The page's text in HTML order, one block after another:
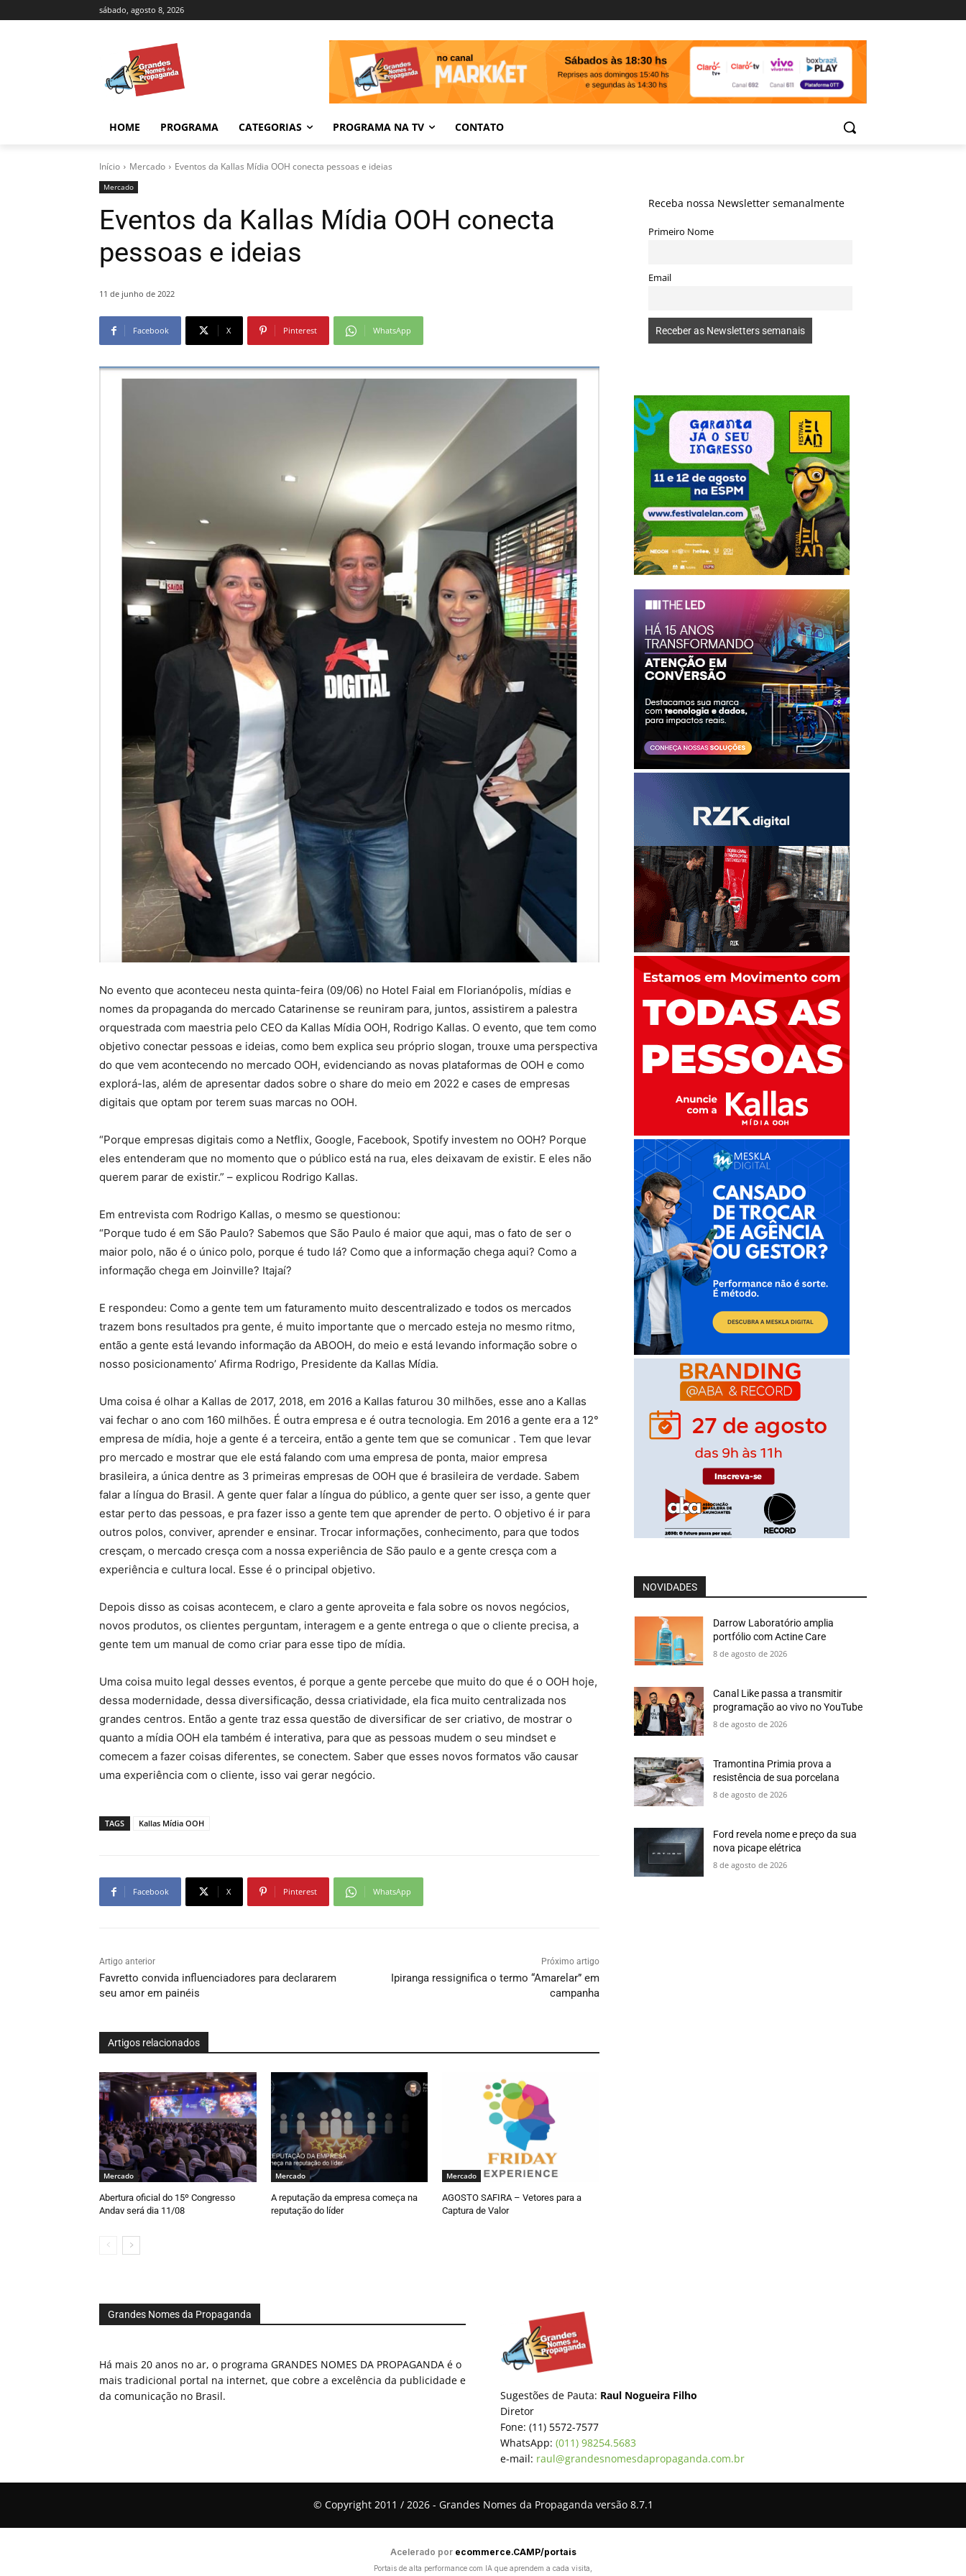
sábado, agosto 8, 2026
HOME PROGRAMA CATEGORIAS PROGRAMA NA TV CONTATO
Início Mercado Eventos da Kallas Mídia OOH conecta pessoas e ideias
Mercado
Eventos da Kallas Mídia OOH conecta
pessoas e ideias
11 de junho de 2022
Facebook X Pinterest WhatsApp
No evento que aconteceu nesta quinta-feira (09/06) no Hotel Faial em Florianópolis, mídias e
nomes da propaganda do mercado Catarinense se reuniram para, juntos, assistirem a palestra
orquestrada com maestria pelo CEO da Kallas Mídia OOH, Rodrigo Kallas. O evento, que tem como
objetivo conectar pessoas e ideias, como bem explica seu próprio slogan, trouxe uma perspectiva
do que vem acontecendo no mercado OOH, evidenciando as novas plataformas de OOH e como
explorá-las, além de apresentar dados sobre o share do meio em 2022 e cases de empresas
digitais que optam por terem suas marcas no OOH.
“Porque empresas digitais como a Netflix, Google, Facebook, Spotify investem no OOH? Porque
eles entenderam que no momento que o público está na rua, eles deixavam de existir. E eles não
querem parar de existir.” – explicou Rodrigo Kallas.
Em entrevista com Rodrigo Kallas, o mesmo se questionou:
“Porque tudo é em São Paulo? Sabemos que São Paulo é maior que aqui, mas o fato de ser o
maior polo, não é o único polo, porque é tudo lá? Como que a informação chega aqui? Como a
informação chega em Joinville? Itajaí?
E respondeu: Como a gente tem um faturamento muito descentralizado e todos os mercados
trazem bons resultados pra gente, é muito importante que o mercado esteja no mesmo ritmo,
então a gente está levando informação da ABOOH, do meio e está levando informação sobre o
nosso posicionamento’ Afirma Rodrigo, Presidente da Kallas Mídia.
Uma coisa é olhar a Kallas de 2017, 2018, em 2016 a Kallas faturou 30 milhões, esse ano a Kallas
vai fechar o ano com 160 milhões. É outra empresa e é outra tecnologia. Em 2016 a gente era a 12°
empresa de mídia, hoje a gente é a terceira, então a gente tem que se comunicar . Tem que levar
pro mercado e mostrar que ele está falando com uma empresa de ponta, maior empresa
brasileira, a única dentre as 3 primeiras empresas de OOH que é brasileira de verdade. Sabem
falar a língua do Brasil. A gente quer falar a língua do público, a gente quer ser isso, a gente quer
estar perto das pessoas, e pra fazer isso a gente tem que aprender de perto. O objetivo é ir para
outros polos, conviver, aprender e ensinar. Trocar informações, conhecimento, para que todos
cresçam, o mercado cresça com a nossa experiência de São paulo e a gente cresça com a
experiência e cultura local. Esse é o principal objetivo.
Depois disso as coisas acontecem, e claro a gente aproveita e fala sobre os novos negócios,
novos produtos, os clientes perguntam, interagem e a gente entrega o que o cliente precisa, a
gente tem um manual de como criar para esse tipo de mídia.
Uma coisa muito legal desses eventos, é porque a gente percebe que muito do que é o OOH hoje,
dessa modernidade, dessa diversificação, dessa criatividade, ela fica muito centralizada nos
grandes centros. Então a gente traz essa questão de diversificar de ser criativo, de mostrar o
quanto a mídia OOH ela também é interativa, para que as pessoas mudem o seu mindset e
comecem a fazer coisas diferentes, se conectem. Saber que esses novos formatos vão causar
uma experiência com o cliente, isso vai gerar negócio.
TAGS Kallas Mídia OOH
Facebook X Pinterest WhatsApp
Artigo anterior
Favretto convida influenciadores para declararem
seu amor em painéis
Próximo artigo
Ipiranga ressignifica o termo “Amarelar” em
campanha
Artigos relacionados
Mercado
Abertura oficial do 15º Congresso
Andav será dia 11/08
Mercado
A reputação da empresa começa na
reputação do líder
Mercado
AGOSTO SAFIRA – Vetores para a
Captura de Valor
Receba nossa Newsletter semanalmente
Primeiro Nome
Email
NOVIDADES
Darrow Laboratório amplia
portfólio com Actine Care
8 de agosto de 2026
Canal Like passa a transmitir
programação ao vivo no YouTube
8 de agosto de 2026
Tramontina Primia prova a
resistência de sua porcelana
8 de agosto de 2026
Ford revela nome e preço da sua
nova picape elétrica
8 de agosto de 2026
Grandes Nomes da Propaganda
Há mais 20 anos no ar, o programa GRANDES NOMES DA PROPAGANDA é o
mais tradicional portal na internet, que cobre a excelência da publicidade e
da comunicação no Brasil.
Sugestões de Pauta: Raul Nogueira Filho
Diretor
Fone: (11) 5572-7577
WhatsApp: (011) 98254.5683
e-mail: raul@grandesnomesdapropaganda.com.br
© Copyright 2011 / 2026 - Grandes Nomes da Propaganda versão 8.7.1
Acelerado por ecommerce.CAMP/portais
Portais de alta performance com IA que aprendem a cada visita,